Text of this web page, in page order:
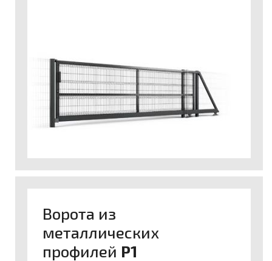
Ворота из
металлических
профилей P1